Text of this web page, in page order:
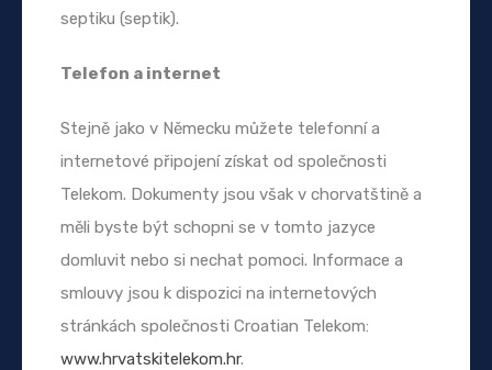
septiku (septik).
Telefon a internet
Stejně jako v Německu můžete telefonní a
internetové připojení získat od společnosti
Telekom. Dokumenty jsou však v chorvatštině a
měli byste být schopni se v tomto jazyce
domluvit nebo si nechat pomoci. Informace a
smlouvy jsou k dispozici na internetových
stránkách společnosti Croatian Telekom:
www.hrvatskitelekom.hr.